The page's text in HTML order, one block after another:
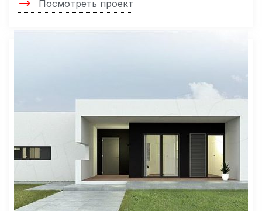
Посмотреть проект